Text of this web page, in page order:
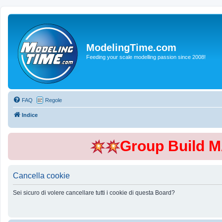
ModelingTime.com
Feeding your scale modelling passion since 2008!
FAQ Regole
Indice
Group Build
Cancella cookie
Sei sicuro di volere cancellare tutti i cookie di questa Board?